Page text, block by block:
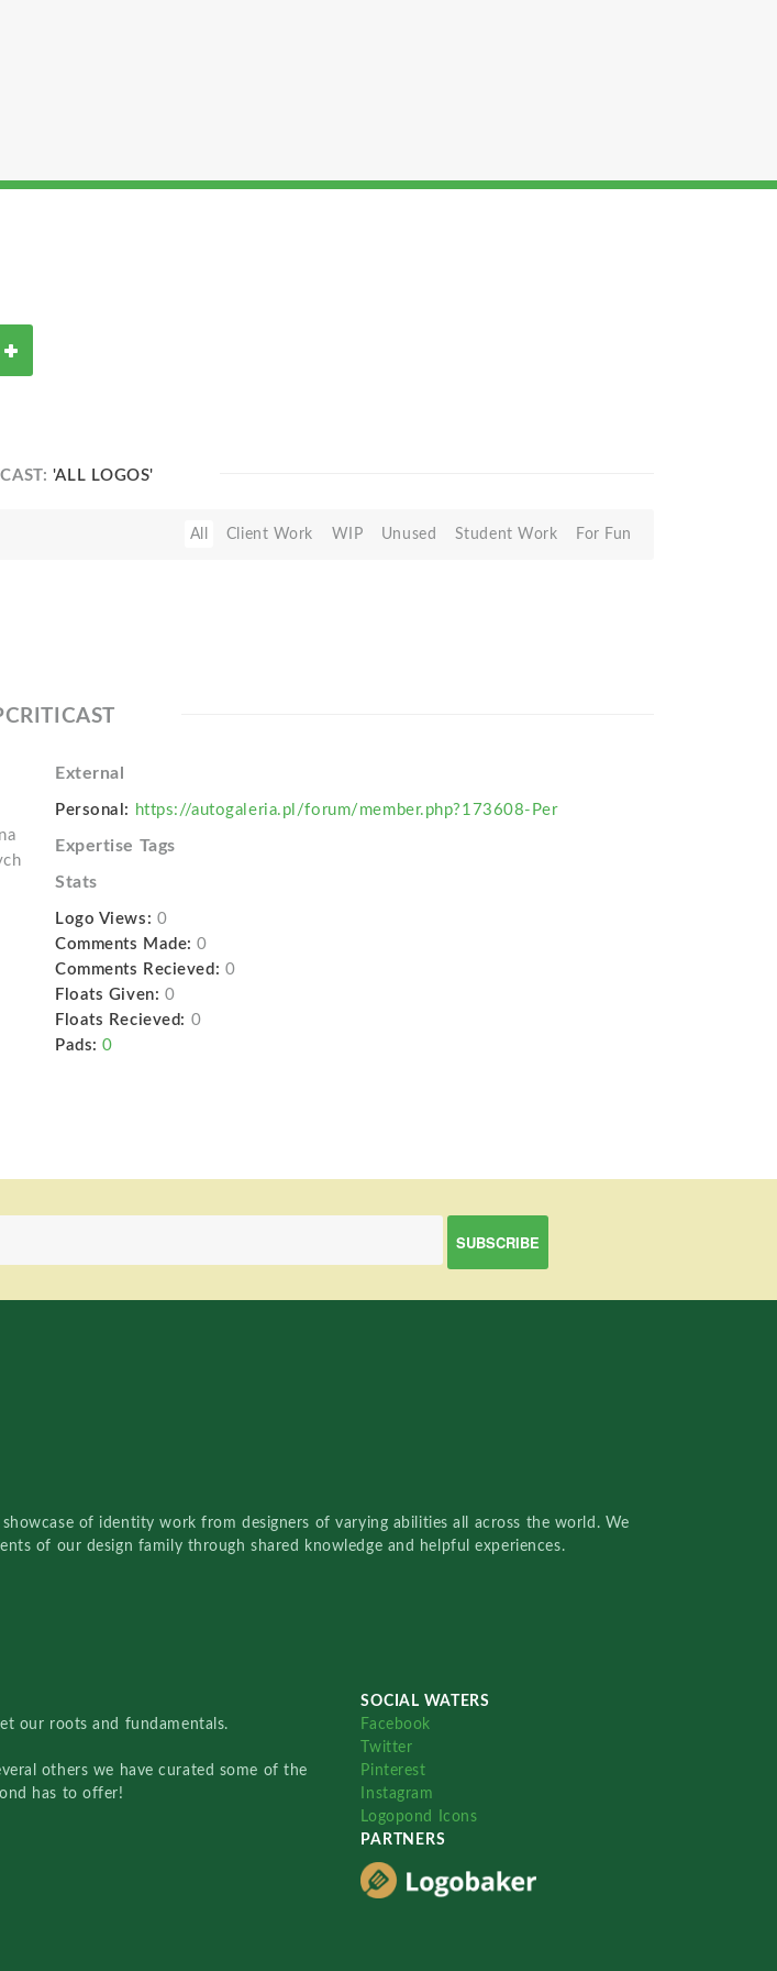
'ALL LOGOS'
All Client Work WIP Unused Student Work For Fun
External
Personal: https://autogaleria.pl/forum/member.php?173608-Per
Expertise Tags
Stats
Logo Views: 0
Comments Made: 0
Comments Recieved: 0
Floats Given: 0
Floats Recieved: 0
Pads: 0
of identity work from designers of varying abilities all across the world. We
of our design family through shared knowledge and helpful experiences.
our roots and fundamentals.
others we have curated some of the
has to offer!
SOCIAL WATERS
Facebook
Twitter
Pinterest
Instagram
Logopond Icons
PARTNERS